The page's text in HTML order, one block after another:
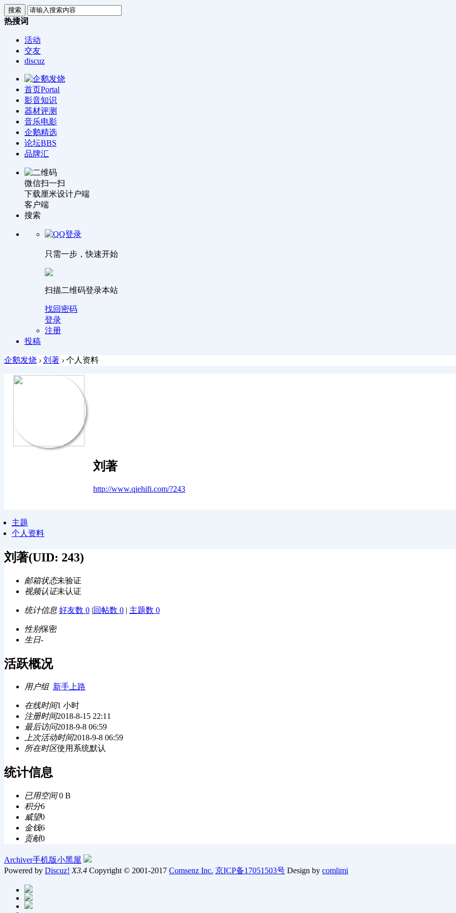
搜索
热搜词
活动
交友
discuz
首页Portal
影音知识
器材评测
音乐电影
企鹅精选
论坛BBS
品牌汇
微信扫一扫
下载厘米设计户端
客户端
搜索
只需一步，快速开始
扫描二维码登录本站
找回密码
登录
注册
投稿
企鹅发烧 › 刘著 › 个人资料
刘著
http://www.qiehifi.com/?243
主题
个人资料
刘著(UID: 243)
邮箱状态未验证
视频认证未认证
统计信息 好友数 0 |回帖数 0 | 主题数 0
性别保密
生日-
活跃概况
用户组 新手上路
在线时间1 小时
注册时间2018-8-15 22:11
最后访问2018-9-8 06:59
上次活动时间2018-9-8 06:59
所在时区使用系统默认
统计信息
已用空间0 B
积分6
威望0
金钱6
贡献0
Archiver手机版小黑屋
Powered by Discuz! X3.4 Copyright © 2001-2017 Comsenz Inc. 京ICP备17051503号 Design by comlimi